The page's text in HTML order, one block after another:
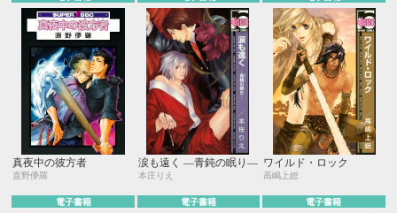
真夜中の彼方者
直野儚羅
涙も遠く ―青鈍の眠り―
本庄りえ
ワイルド・ロック
高嶋上総
電子書籍 電子書籍 電子書籍